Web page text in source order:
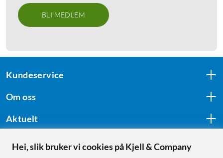
BLI MEDLEM
Kundeservice
Om oss
Aktuelt
Følg oss
Hei, slik bruker vi cookies på Kjell & Company